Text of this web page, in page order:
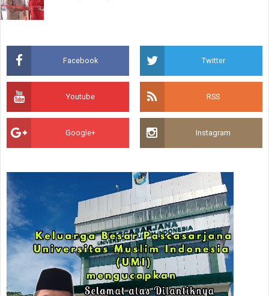
Facebook Twitter
Youtube RSS
Google+ Instagram